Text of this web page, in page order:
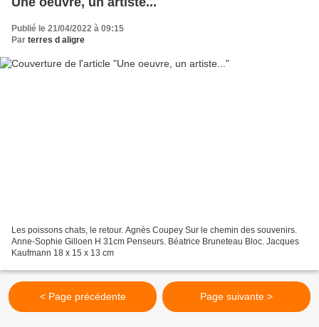
Publié le 21/04/2022 à 09:15
Par terres d aligre
Les poissons chats, le retour. Agnès Coupey Sur le chemin des souvenirs.
Anne-Sophie Gilloen H 31cm Penseurs. Béatrice Bruneteau Bloc. Jacques
Kaufmann 18 x 15 x 13 cm
< Page précédente Page suivante >